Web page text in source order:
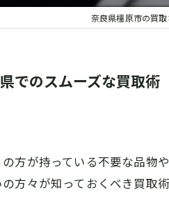
奈良県橿原市の買
でのスムーズな買取術
方が持っている不要な品物
方々が知っておくべき買取